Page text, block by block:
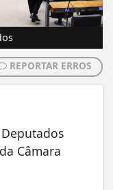
REPORTAR ERROS
Câmara